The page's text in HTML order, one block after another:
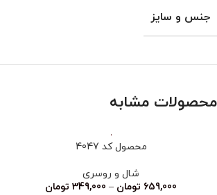
جنس و سایز
محصولات مشابه
محصول کد 4047
شال و روسری
659,000 تومان –
349,000 تومان